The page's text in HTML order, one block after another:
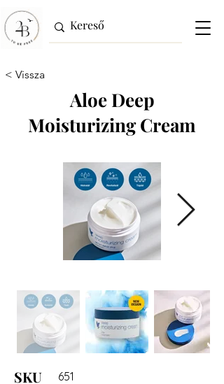
< Vissza
Aloe Deep
Moisturizing Cream
SKU 651